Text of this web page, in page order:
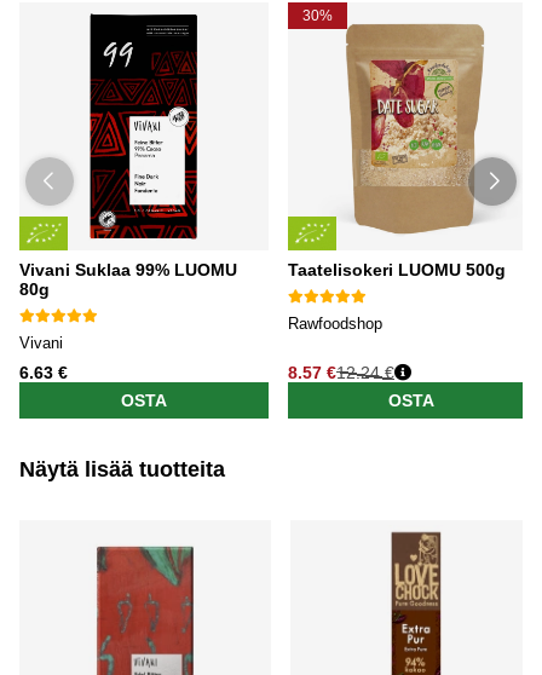
Vivani Suklaa 99% LUOMU
80g
Vivani
6.63 €
OSTA
30%
Taatelisokeri LUOMU 500g
Rawfoodshop
8.57 €12.24 €
OSTA
Näytä lisää tuotteita